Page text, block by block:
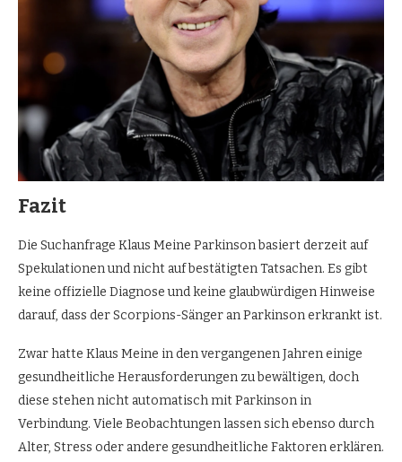
Fazit
Die Suchanfrage Klaus Meine Parkinson basiert derzeit auf
Spekulationen und nicht auf bestätigten Tatsachen. Es gibt
keine offizielle Diagnose und keine glaubwürdigen Hinweise
darauf, dass der Scorpions-Sänger an Parkinson erkrankt ist.
Zwar hatte Klaus Meine in den vergangenen Jahren einige
gesundheitliche Herausforderungen zu bewältigen, doch
diese stehen nicht automatisch mit Parkinson in
Verbindung. Viele Beobachtungen lassen sich ebenso durch
Alter, Stress oder andere gesundheitliche Faktoren erklären.